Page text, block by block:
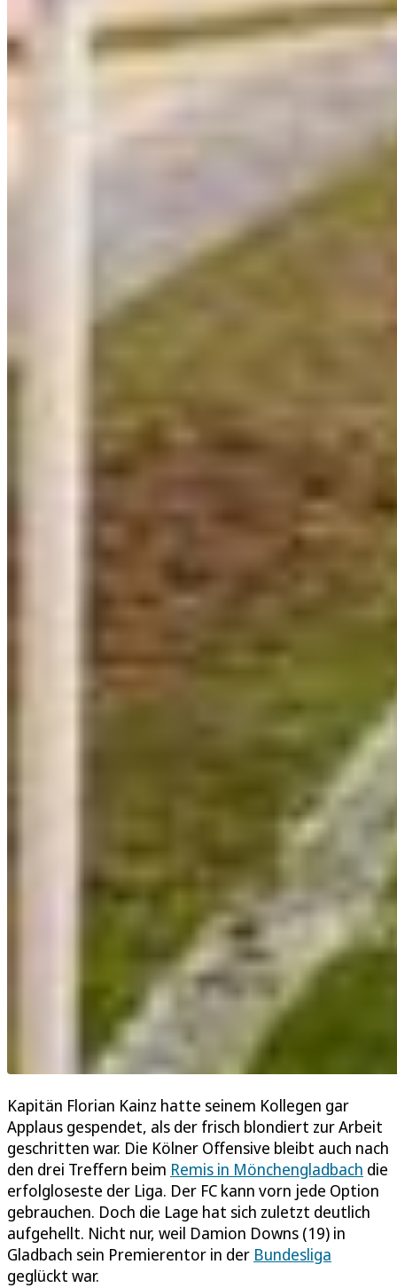
Kapitän Florian Kainz hatte seinem Kollegen gar
Applaus gespendet, als der frisch blondiert zur Arbeit
geschritten war. Die Kölner Offensive bleibt auch nach
den drei Treffern beim Remis in Mönchengladbach die
erfolgloseste der Liga. Der FC kann vorn jede Option
gebrauchen. Doch die Lage hat sich zuletzt deutlich
aufgehellt. Nicht nur, weil Damion Downs (19) in
Gladbach sein Premierentor in der Bundesliga
geglückt war.